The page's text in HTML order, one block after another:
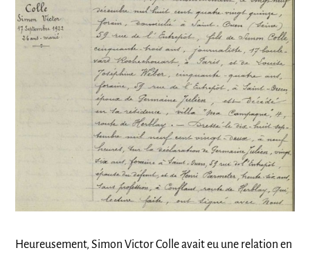
Heureusement, Simon Victor Colle avait eu une relation en